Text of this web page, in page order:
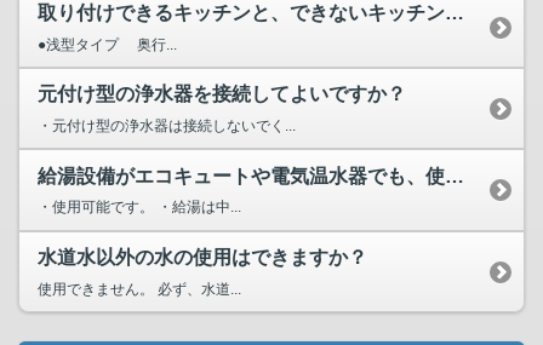
取り付けできるキッチンと、できないキッチンの違いを教えてください
●浅型タイプ 奥行...
元付け型の浄水器を接続してよいですか？
・元付け型の浄水器は接続しないでく...
給湯設備がエコキュートや電気温水器でも、使用できますか？
・使用可能です。 ・給湯は中...
水道水以外の水の使用はできますか？
使用できません。 必ず、水道...